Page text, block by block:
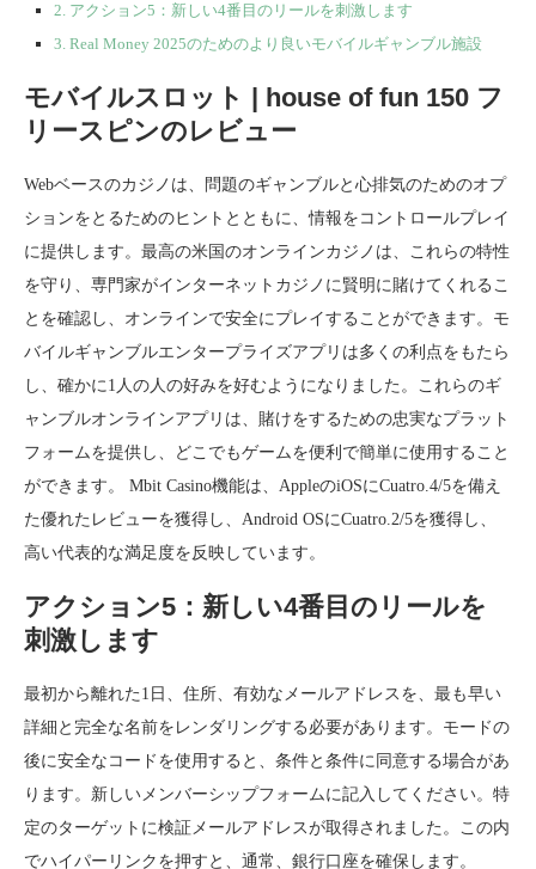
アクション5：新しい4番目のリールを刺激します
Real Money 2025のためのより良いモバイルギャンブル施設
モバイルスロット | house of fun 150 フ
リースピンのレビュー
Webベースのカジノは、問題のギャンブルと心排気のためのオプ
ションをとるためのヒントとともに、情報をコントロールプレイ
に提供します。最高の米国のオンラインカジノは、これらの特性
を守り、専門家がインターネットカジノに賢明に賭けてくれるこ
とを確認し、オンラインで安全にプレイすることができます。モ
バイルギャンブルエンタープライズアプリは多くの利点をもたら
し、確かに1人の人の好みを好むようになりました。これらのギ
ャンブルオンラインアプリは、賭けをするための忠実なプラット
フォームを提供し、どこでもゲームを便利で簡単に使用すること
ができます。 Mbit Casino機能は、AppleのiOSにCuatro.4/5を備え
た優れたレビューを獲得し、Android OSにCuatro.2/5を獲得し、
高い代表的な満足度を反映しています。
アクション5：新しい4番目のリールを
刺激します
最初から離れた1日、住所、有効なメールアドレスを、最も早い
詳細と完全な名前をレンダリングする必要があります。モードの
後に​​安全なコードを使用すると、条件と条件に同意する場合があ
ります。新しいメンバーシップフォームに記入してください。特
定のターゲットに検証メールアドレスが取得されました。この内
でハイパーリンクを押すと、通常、銀行口座を確保します。